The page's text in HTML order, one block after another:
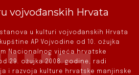
vojvođanskih Hrvata
u kulturi vojvođanskih Hrvata
AP Vojvodine od 10. ožujka
Nacionalnog vijeća hrvatske
29. ožujka 2008. godine, radi
i razvoja kulture hrvatske manjinske